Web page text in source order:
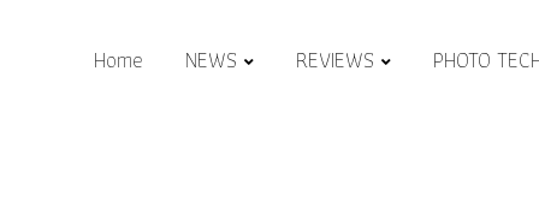
Home NEWS REVIEWS PHOTO